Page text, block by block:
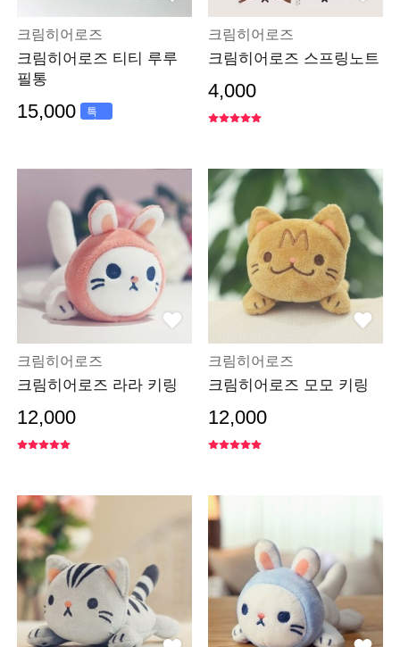
크림히어로즈
크림히어로즈 티티 루루
필통
15,000
특
가
크림히어로즈
크림히어로즈 스프링노트
4,000
크림히어로즈
크림히어로즈 라라 키링
12,000
크림히어로즈
크림히어로즈 모모 키링
12,000